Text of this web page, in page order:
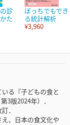
診
た
ぼっちでもでき
る統計解析
¥3,960
る『子どもの食と
3版2024年）．
．
、日本の食文化や